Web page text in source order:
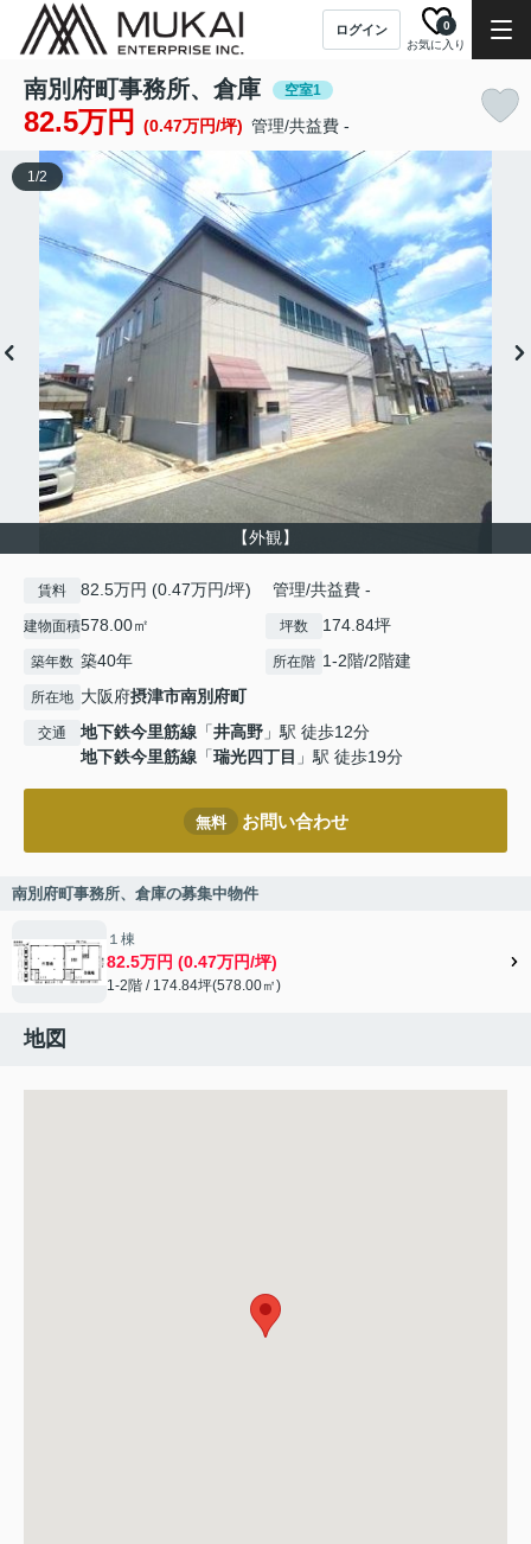
ログイン
お気に入り
0
南別府町事務所、倉庫 空室1
82.5万円 (0.47万円/坪) 管理/共益費 -
【外観】
1/2
賃料 82.5万円 (0.47万円/坪) 管理/共益費 -
建物面積578.00㎡ 坪数 174.84坪
築年数 築40年 所在階 1-2階/2階建
所在地 大阪府摂津市南別府町
交通 地下鉄今里筋線 「井高野 」駅 徒歩12分
地下鉄今里筋線 「瑞光四丁目 」駅 徒歩19分
無料 お問い合わせ
南別府町事務所、倉庫の募集中物件
１棟
82.5万円 (0.47万円/坪)
1-2階 / 174.84坪(578.00㎡)
地図